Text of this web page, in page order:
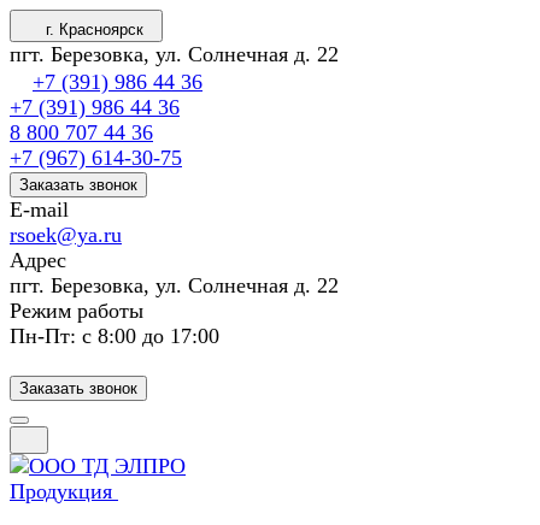
г. Красноярск
пгт. Березовка, ул. Солнечная д. 22
+7 (391) 986 44 36
+7 (391) 986 44 36
8 800 707 44 36
+7 (967) 614-30-75
Заказать звонок
E-mail
rsoek@ya.ru
Адрес
пгт. Березовка, ул. Солнечная д. 22
Режим работы
Пн-Пт: с 8:00 до 17:00
Заказать звонок
Продукция